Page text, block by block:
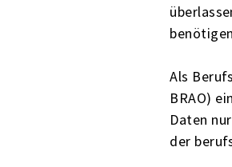
Als
BRAO)
Daten
der